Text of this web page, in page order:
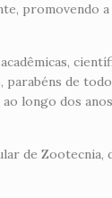
promovendo
parabéns de
longo dos
de Zootecnia,